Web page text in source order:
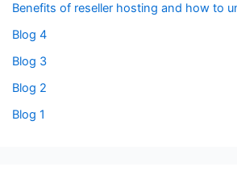
Benefits of reseller hosting and how to
Blog 4
Blog 3
Blog 2
Blog 1